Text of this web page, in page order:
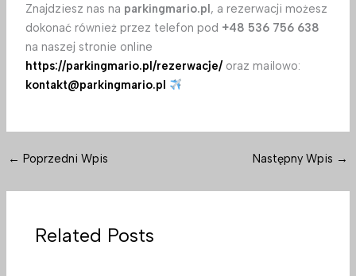
Znajdziesz nas na parkingmario.pl, a rezerwacji możesz
dokonać również przez telefon pod +48 536 756 638
na naszej stronie online
https://parkingmario.pl/rezerwacje/oraz mailowo:
kontakt@parkingmario.pl
← Poprzedni Wpis Następny Wpis →
Related Posts